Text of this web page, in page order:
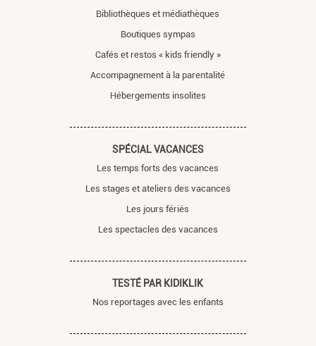
Bibliothèques et médiathèques
Boutiques sympas
Cafés et restos « kids friendly »
Accompagnement à la parentalité
Hébergements insolites
SPÉCIAL VACANCES
Les temps forts des vacances
Les stages et ateliers des vacances
Les jours fériés
Les spectacles des vacances
TESTÉ PAR KIDIKLIK
Nos reportages avec les enfants